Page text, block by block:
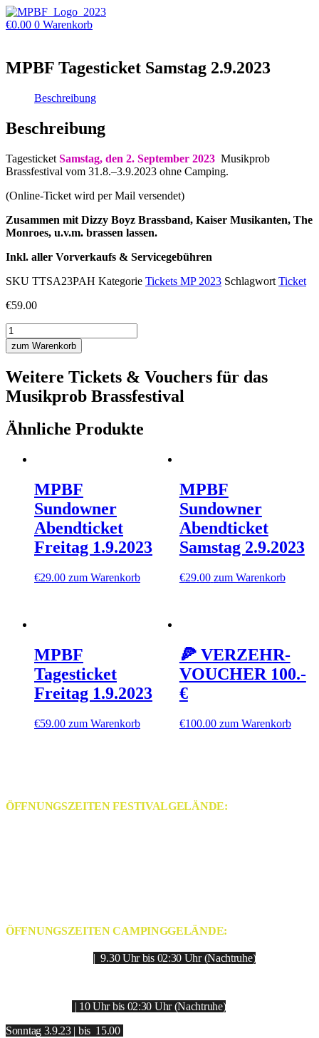
Zum
Inhalt
€0.00 0 Warenkorb
MPBF Tagesticket Samstag 2.9.2023
Beschreibung
Beschreibung
Tagesticket Samstag, den 2. September 2023 Musikprob
Brassfestival vom 31.8.–3.9.2023 ohne Camping.
(Online-Ticket wird per Mail versendet)
Zusammen mit Dizzy Boyz Brassband, Kaiser Musikanten, The
Monroes, u.v.m. brassen lassen.
Inkl. aller Vorverkaufs & Servicegebühren
SKU TTSA23PAH Kategorie Tickets MP 2023 Schlagwort Ticket
€59.00
MPBF
Tagesticket
Samstag
Menge
zum Warenkorb
Weitere Tickets & Vouchers für das
Musikprob Brassfestival
Ähnliche Produkte
MPBF
Sundowner
Abendticket
Freitag 1.9.2023
€29.00 zum Warenkorb
MPBF
Sundowner
Abendticket
Samstag 2.9.2023
€29.00 zum Warenkorb
MPBF
Tagesticket
Freitag 1.9.2023
€59.00 zum Warenkorb
🍕 VERZEHR-
VOUCHER 100.-
€
€100.00 zum Warenkorb
ÖFFNUNGSZEITEN FESTIVALGELÄNDE:
ÖFFNUNGSZEITEN CAMPINGGELÄNDE:
| 9.30 Uhr bis 02:30 Uhr (Nachtruhe)
| 10 Uhr bis 02:30 Uhr (Nachtruhe)
Sonntag 3.9.23 | bis 15.00